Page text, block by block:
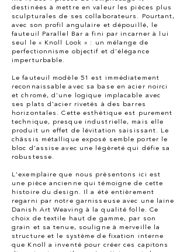
destinées à mettre en valeur les pièces plus
sculpturales de ses collaborateurs. Pourtant,
avec son profil angulaire et dépouillé, le
fauteuil Parallel Bar a fini par incarner à lui
seul le « Knoll Look » : un mélange de
perfectionnisme objectif et d'élégance
imperturbable.
Le fauteuil modèle 51 est immédiatement
reconnaissable avec sa base en acier noirci
et chromé, d'une logique implacable avec
ses plats d'acier rivetés à des barres
horizontales.Cette esthétique est purement
technique, presque industrielle, mais elle
produit un effet de lévitation saisissant. Le
châssis métallique exposé semble porter le
bloc d'assise avec une légèreté qui défie sa
robustesse.
L'exemplaire que nous présentons ici est
une pièce ancienne qui témoigne de cette
histoire du design. Il a été entièrement
regarni par notre garnisseuse avec une laine
Danish Art Weaving à la qualité folle. Ce
choix de textile haut de gamme, par son
grain et sa tenue, souligne à merveille la
structure et le système de fixation interne
que Knoll a inventé pour créer ces capitons